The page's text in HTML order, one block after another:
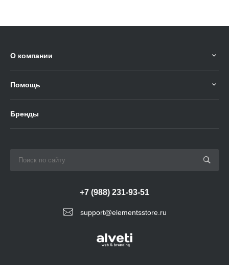
О компании
Помощь
Бренды
support@elementsstore.ru
+7 (988) 231-93-51